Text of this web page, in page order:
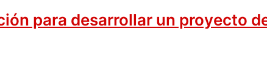
para desarrollar un proyecto